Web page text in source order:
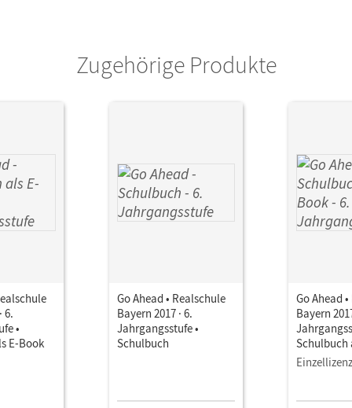
Zugehörige Produkte
6.
•
E-Book
Go Ahead • Realschule
Bayern 2017 · 6.
Jahrgangsstufe •
Schulbuch
Go Ahead
Bayern
Schulbuch
Einzellizenz